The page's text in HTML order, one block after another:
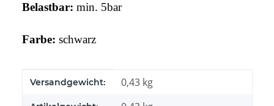
Belastbar: min. 5bar
Farbe: schwarz
Produkteigenschaft
Wert
Versandgewicht: 0,43 kg